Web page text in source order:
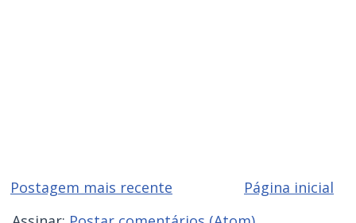
Postagem mais recente
Página inicial